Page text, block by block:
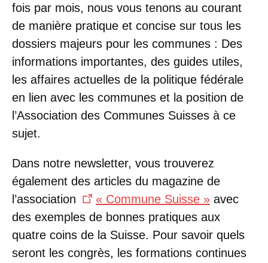
fois par mois, nous vous tenons au courant
de manière pratique et concise sur tous les
dossiers majeurs pour les communes : Des
informations importantes, des guides utiles,
les affaires actuelles de la politique fédérale
en lien avec les communes et la position de
l’Association des Communes Suisses à ce
sujet.
Dans notre newsletter, vous trouverez
également des articles du magazine de
l’association
« Commune Suisse » avec
des exemples de bonnes pratiques aux
quatre coins de la Suisse. Pour savoir quels
seront les congrès, les formations continues